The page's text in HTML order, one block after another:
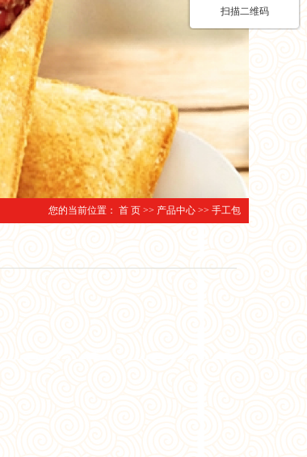
您的当前位置： 首 页 >> 产品中心 >> 手工包
扫描二维码